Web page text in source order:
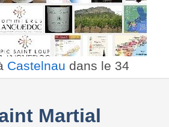
Castelnau dans le 34
Martial